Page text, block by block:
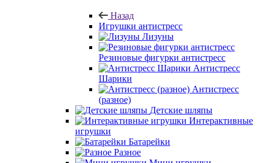
Назад
Игрушки антистресс
Лизуны
Резиновые фигурки антистресс
Антистресс
Шарики
Антистресс
(разное)
Детские шляпы
Интерактивные
игрушки
Батарейки
Разное